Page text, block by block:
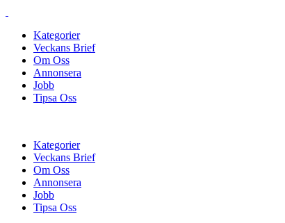
Kategorier
Veckans Brief
Om Oss
Annonsera
Jobb
Tipsa Oss
Kategorier
Veckans Brief
Om Oss
Annonsera
Jobb
Tipsa Oss